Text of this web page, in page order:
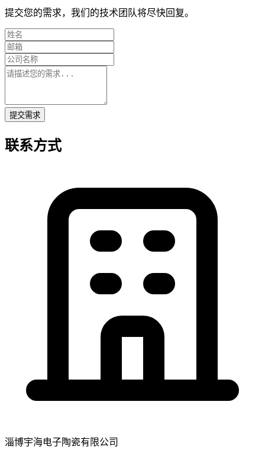
提交您的需求，我们的技术团队将尽快回复。
提交需求
联系方式
淄博宇海电子陶瓷有限公司